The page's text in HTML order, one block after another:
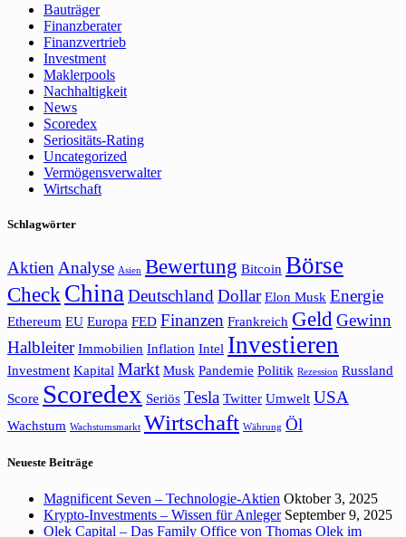
Bauträger
Finanzberater
Finanzvertrieb
Investment
Maklerpools
Nachhaltigkeit
News
Scoredex
Seriositäts-Rating
Uncategorized
Vermögensverwalter
Wirtschaft
Schlagwörter
Aktien Analyse Asien Bewertung Bitcoin Börse
Check ChinaDeutschland Dollar Elon Musk Energie
Ethereum EU Europa FED Finanzen Frankreich GeldGewinn
Halbleiter Immobilien Inflation Intel Investieren
Investment Kapital Markt Musk Pandemie Politik Rezession Russland
Score Scoredex Seriös Tesla Twitter Umwelt USA
Wachstum Wachstumsmarkt Wirtschaft Währung Öl
Neueste Beiträge
Magnificent Seven – Technologie-Aktien Oktober 3, 2025
Krypto-Investments – Wissen für Anleger September 9, 2025
Olek Capital – Das Family Office von Thomas Olek im